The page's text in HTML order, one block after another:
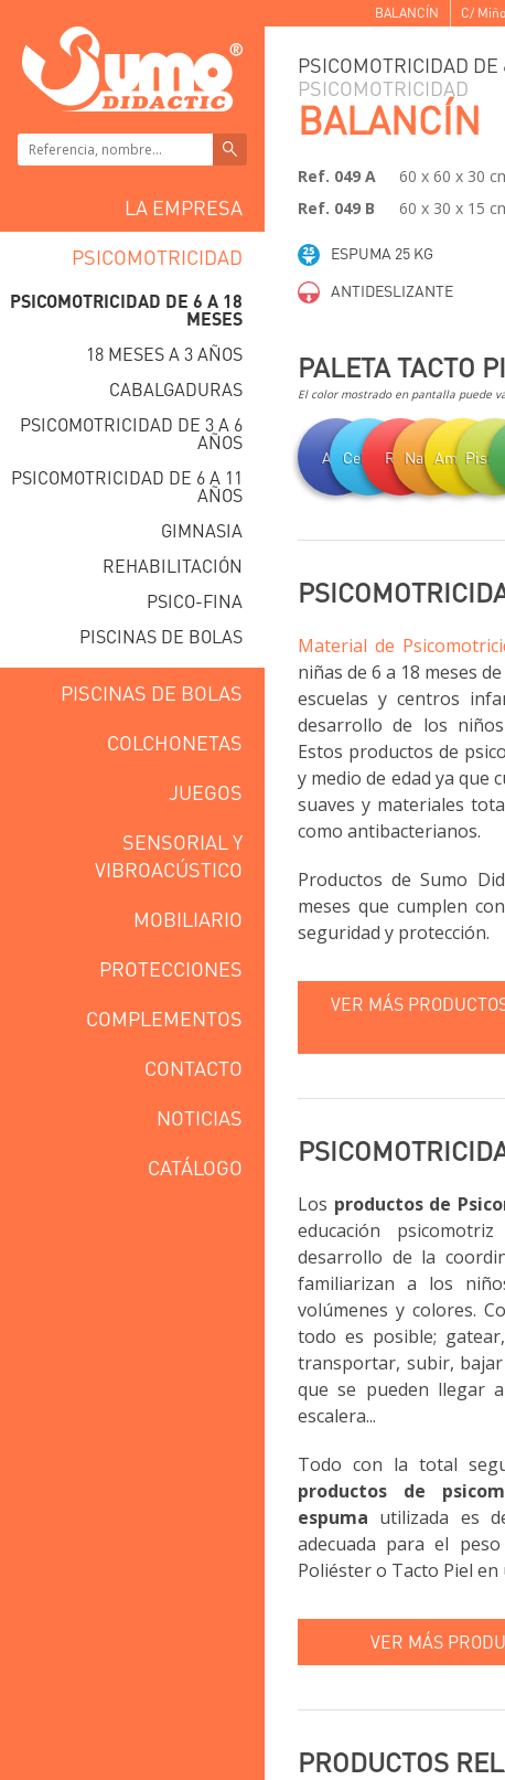
BALANCÍ­N C/
LA EMPRESA
PSICOMOTRICIDAD
PSICOMOTRICIDAD DE 6 A 18
MESES
18 MESES A 3 AÑOS
CABALGADURAS
PSICOMOTRICIDAD DE 3 A 6
AÑOS
PSICOMOTRICIDAD DE 6 A 11
AÑOS
GIMNASIA
REHABILITACIÓN
PSICO-FINA
PISCINAS DE BOLAS
PISCINAS DE BOLAS
COLCHONETAS
JUEGOS
SENSORIAL Y
VIBROACÚSTICO
MOBILIARIO
PROTECCIONES
COMPLEMENTOS
CONTACTO
NOTICIAS
CATÁLOGO
PSICOMOTRICIDAD DE
PSICOMOTRICIDAD
BALANCÍ­N
Ref. 049 A
60 x 60 x 30
Ref. 049 B
60 x 30 x 15
ESPUMA 25 KG
ANTIDESLIZANTE
PALETA TACTO
El color mostrado en pantalla puede
AzulCelesteRojoNaranjaAmarillo
Material de
niñas de 6 a 18 meses
escuelas y centros
desarrollo de los
Estos productos de
y medio de edad ya que
suaves y materiales
como antibacterianos.
Productos de Sumo
meses que cumplen
seguridad y protección.
VER MÁS
Los productos de
educación
desarrollo de la
familiarizan a los
volúmenes y colores.
todo es posible;
transportar, subir,
que se pueden llegar
escalera...
Todo con la total
productos de
espuma utilizada es
adecuada para el
Poliéster o Tacto Piel
VER MÁS
PRODUCTOS